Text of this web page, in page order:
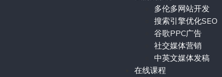
多伦多网站开发
搜索引擎优化SEO
谷歌PPC广告
社交媒体营销
中英文媒体发稿
在线课程